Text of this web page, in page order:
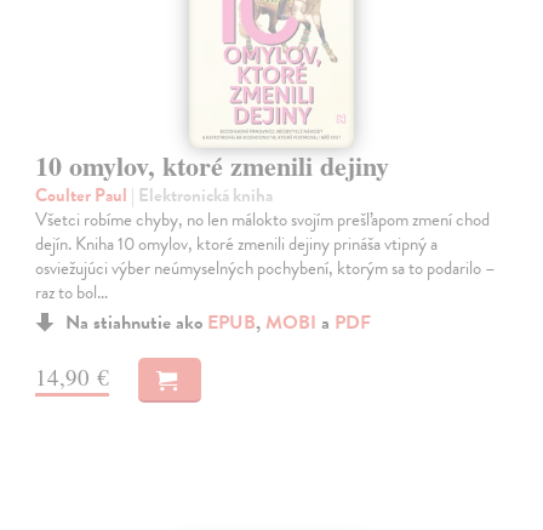
10 omylov, ktoré zmenili dejiny
Coulter Paul | Elektronická kniha
Všetci robíme chyby, no len málokto svojím prešľapom zmení chod
dejín. Kniha 10 omylov, ktoré zmenili dejiny prináša vtipný a
osviežujúci výber neúmyselných pochybení, ktorým sa to podarilo –
raz to bol…
Na stiahnutie ako EPUB, MOBI a PDF
14,90 €